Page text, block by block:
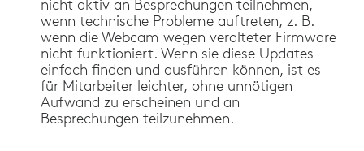
nicht aktiv an Besprechungen teilnehmen,
wenn technische Probleme auftreten, z. B.
wenn die Webcam wegen veralteter Firmware
nicht funktioniert. Wenn sie diese Updates
einfach finden und ausführen können, ist es
für Mitarbeiter leichter, ohne unnötigen
Aufwand zu erscheinen und an
Besprechungen teilzunehmen.